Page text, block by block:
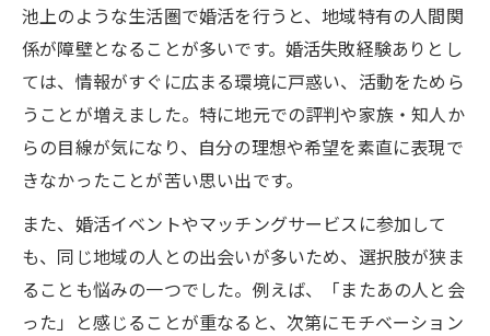
ションの課題
池上で婚活失敗経験ありが痛感した自己分
析不足
日常生活圏で婚活に悩んだ理由と対策
婚活失敗経験ありが日常生活圏で直面した
悩み
婚活失敗経験ありが抱えた生活圏限定の課
題
婚活失敗経験あり視点で考える効率的な対
池上のような生活圏で婚活を行うと、地域特有の人間関
係が障壁となることが多いです。婚活失敗経験ありとし
ては、情報がすぐに広まる環境に戸惑い、活動をためら
うことが増えました。特に地元での評判や家族・知人か
らの目線が気になり、自分の理想や希望を素直に表現で
きなかったことが苦い思い出です。
また、婚活イベントやマッチングサービスに参加して
も、同じ地域の人との出会いが多いため、選択肢が狭ま
ることも悩みの一つでした。例えば、「またあの人と会
った」と感じることが重なると、次第にモチベーション